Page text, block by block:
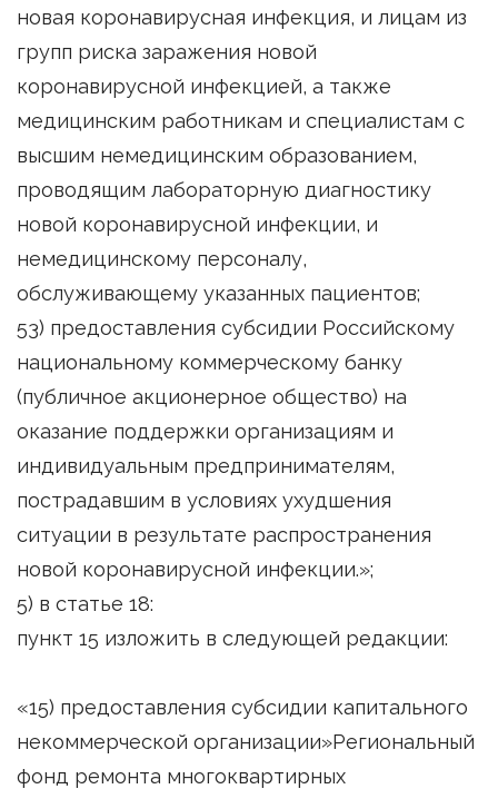
новая коронавирусная инфекция, и лицам из
групп риска заражения новой
коронавирусной инфекцией, а также
медицинским работникам и специалистам с
высшим немедицинским образованием,
проводящим лабораторную диагностику
новой коронавирусной инфекции, и
немедицинскому персоналу,
обслуживающему указанных пациентов;
53) предоставления субсидии Российскому
национальному коммерческому банку
(публичное акционерное общество) на
оказание поддержки организациям и
индивидуальным предпринимателям,
пострадавшим в условиях ухудшения
ситуации в результате распространения
новой коронавирусной инфекции.»;
5) в статье 18:
пункт 15 изложить в следующей редакции:
«15) предоставления субсидии капитального
некоммерческой организации»Региональный
фонд ремонта многоквартирных